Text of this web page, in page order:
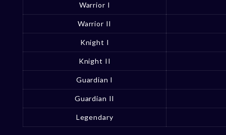
Warrior I
Warrior II
Knight I
Knight II
Guardian I
Guardian II
Legendary